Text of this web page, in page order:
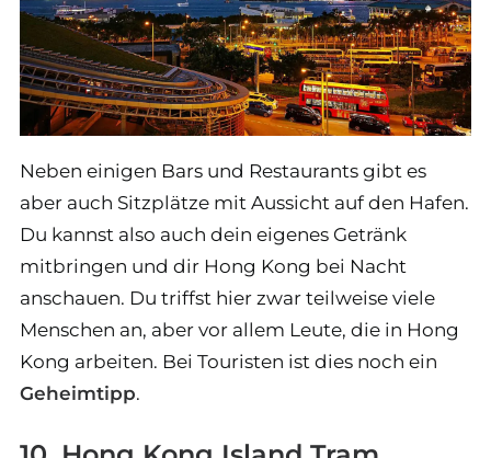
Neben einigen Bars und Restaurants gibt es
aber auch Sitzplätze mit Aussicht auf den Hafen.
Du kannst also auch dein eigenes Getränk
mitbringen und dir Hong Kong bei Nacht
anschauen. Du triffst hier zwar teilweise viele
Menschen an, aber vor allem Leute, die in Hong
Kong arbeiten. Bei Touristen ist dies noch ein
Geheimtipp.